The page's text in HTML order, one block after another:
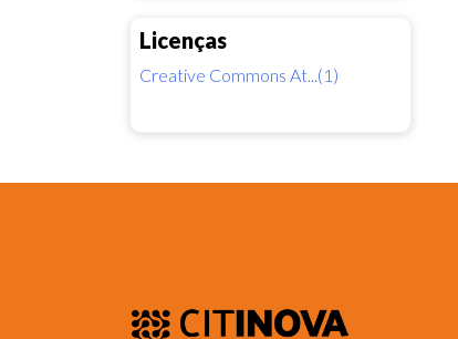
Licenças
Creative Commons At...(1)